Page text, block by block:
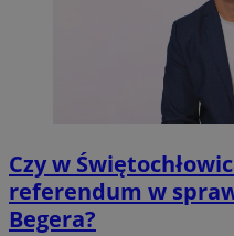
Czy w
referendum w
Begera?